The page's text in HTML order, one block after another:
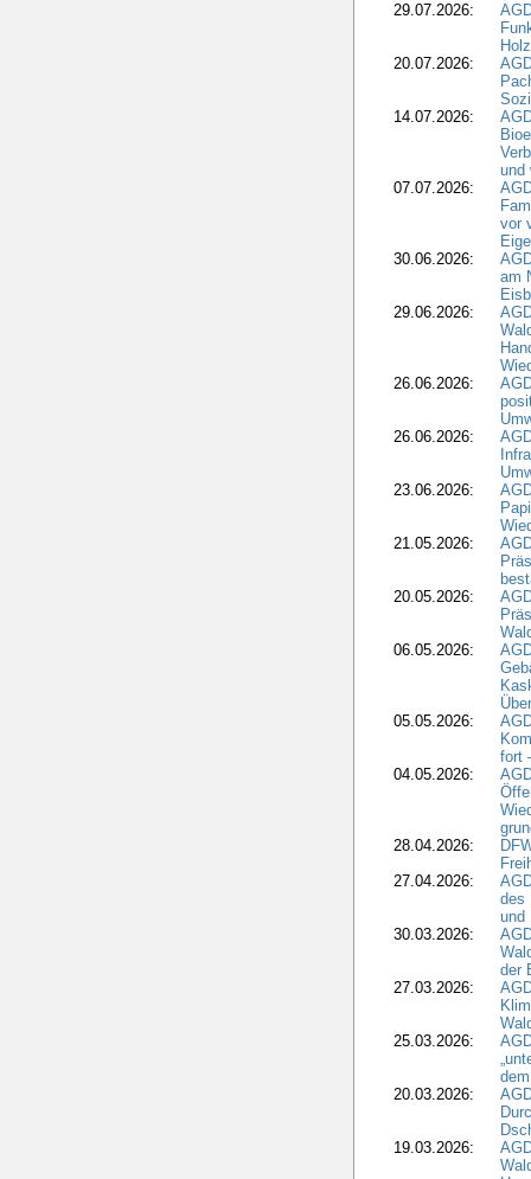
29.07.2026:
20.07.2026:
14.07.2026:
und
07.07.2026:
vor
30.06.2026:
am
29.06.2026:
26.06.2026:
26.06.2026:
23.06.2026:
21.05.2026:
20.05.2026:
06.05.2026:
05.05.2026:
fort
04.05.2026:
28.04.2026:
27.04.2026:
des
und
30.03.2026:
der
27.03.2026:
25.03.2026:
20.03.2026:
19.03.2026: